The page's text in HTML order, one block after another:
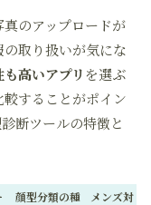
のアップロードが
取り扱いが気にな
高いアプリを選ぶ
することがポイン
断ツールの特徴と
顔型分類の種
メンズ対